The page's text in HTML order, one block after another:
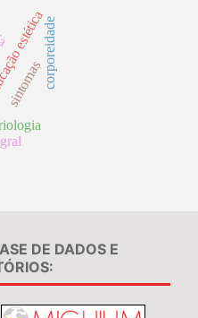
estéticacorporeidade
sintomas
DE DADOS E